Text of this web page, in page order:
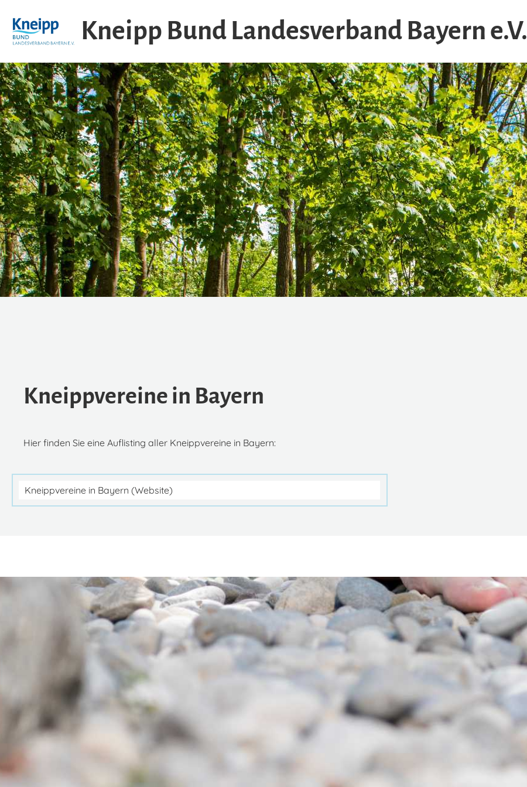
Kneipp Bund Landesverband Bayern e.V.
Kneippvereine in Bayern
Hier finden Sie eine Auflisting aller Kneippvereine in Bayern:
Kneippvereine in Bayern (Website)